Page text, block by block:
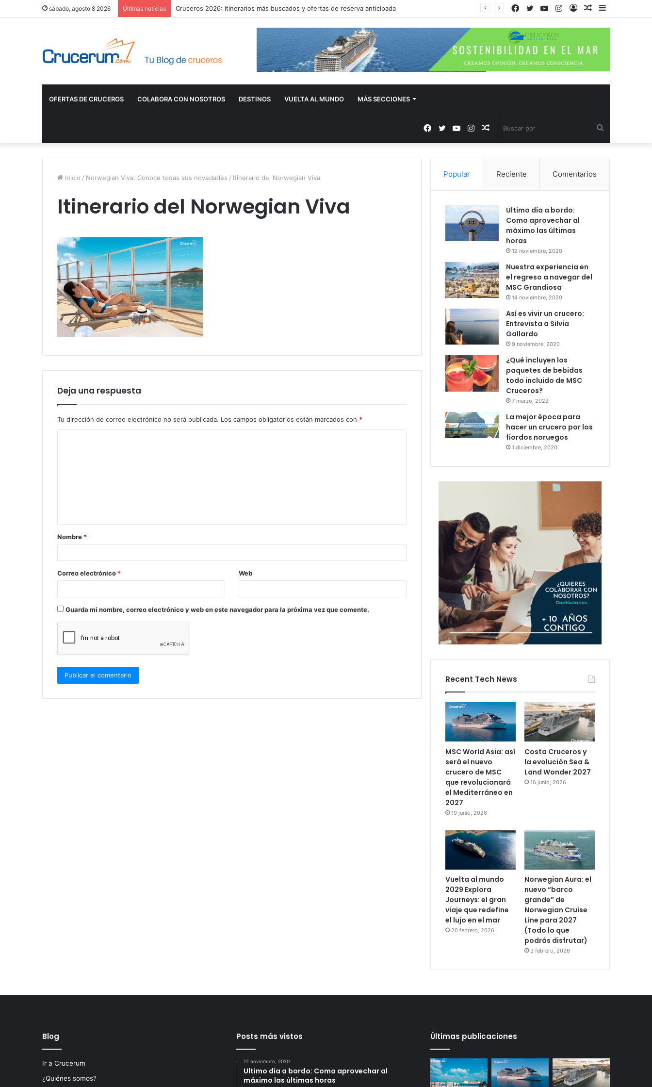
sábado, agosto 8 2026 Últimas notícias Cruceros 2026: Itinerarios más buscados y ofertas de reserva anticipada
Barra
Publicación
Acceso
Instagram
YouTube
Twitter
Facebook
OFERTAS DE CRUCEROS COLABORA CON NOSOTROS DESTINOS VUELTA AL MUNDO MÁS SECCIONES
por
Publicación
al
Instagram
YouTube
Twitter
Facebook
Inicio / Norwegian Viva: Conoce todas sus novedades / Itinerario del Norwegian Viva
Itinerario del Norwegian Viva
Deja una respuesta
Tu dirección de correo electrónico no será publicada. Los campos obligatorios están marcados con *
a
r
*
Nombre *
Correo electrónico * Web
Guarda mi nombre, correo electrónico y web en este navegador para la próxima vez que comente.
Popular Reciente Comentarios
Ultimo día a bordo:
Como aprovechar al
máximo las últimas
horas
12 noviembre, 2020
Nuestra experiencia en
el regreso a navegar del
MSC Grandiosa
14 noviembre, 2020
Así es vivir un crucero:
Entrevista a Silvia
Gallardo
9 noviembre, 2020
¿Qué incluyen los
paquetes de bebidas
todo incluido de MSC
Cruceros?
7 marzo, 2022
La mejor época para
hacer un crucero por los
fiordos noruegos
1 diciembre, 2020
Recent Tech News
MSC World Asia: así
será el nuevo
crucero de MSC
que revolucionará
el Mediterráneo en
2027
19 junio, 2026
Costa Cruceros y
la evolución Sea &
Land Wonder 2027
16 junio, 2026
Vuelta al mundo
2029 Explora
Journeys: el gran
viaje que redefine
el lujo en el mar
20 febrero, 2026
Norwegian Aura: el
nuevo “barco
grande” de
Norwegian Cruise
Line para 2027
(Todo lo que
podrás disfrutar)
3 febrero, 2026
Blog
Ir a Crucerum
¿Quiénes somos?
Posts más vistos
12 noviembre, 2020
Ultimo día a bordo: Como aprovechar al
máximo las últimas horas
Últimas publicaciones